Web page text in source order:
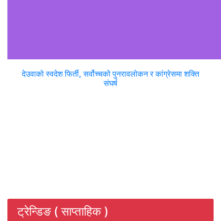
देउवाको स्वदेश फिर्ती, सर्वोच्चको पुनरावलोकन र कांग्रेसमा शक्ति
संघर्ष
ट्रेन्डिङ ( साप्ताहिक )